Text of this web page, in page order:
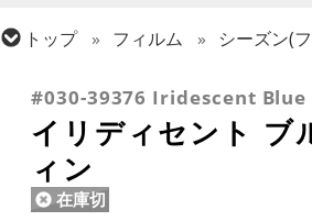
トップ フィルム シーズン(
#030-39376 Iridescent
イリディセント ブ
ィン
在庫切